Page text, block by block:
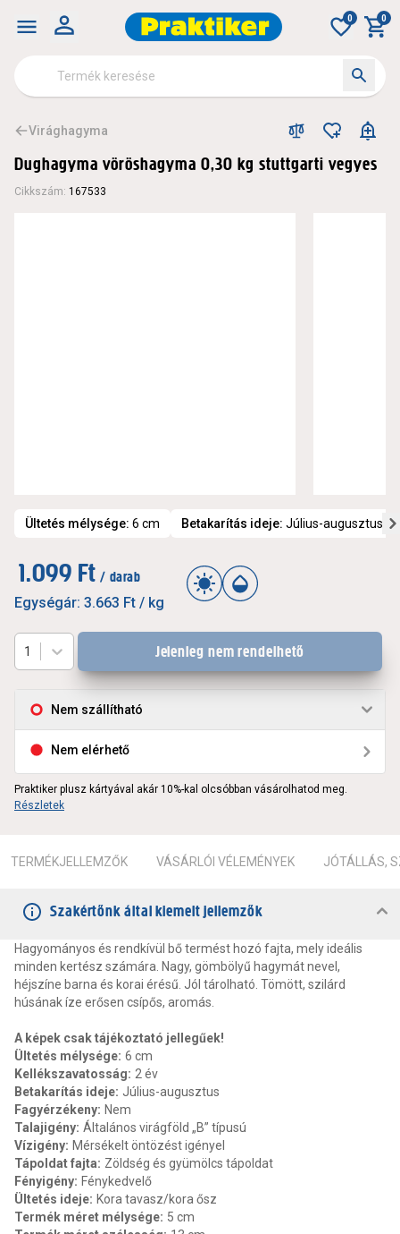
0 0
Virághagyma
Dughagyma vöröshagyma 0,30 kg stuttgarti vegyes
Cikkszám: 167533
Ültetés mélysége: 6 cm Betakarítás ideje: Július-augusztus
1.099 Ft / darab
Egységár: 3.663 Ft / kg
Nem szállítható
Nem elérhető
1 Jelenleg nem rendelhető
Praktiker plusz kártyával akár 10%-kal olcsóbban vásárolhatod meg.
Részletek
TERMÉKJELLEMZŐK VÁSÁRLÓI VÉLEMÉNYEK JÓTÁLLÁS,
Szakértőnk által kiemelt jellemzők
Hagyományos és rendkívül bő termést hozó fajta, mely ideális
minden kertész számára. Nagy, gömbölyű hagymát nevel,
héjszíne barna és korai érésű. Jól tárolható. Tömött, szilárd
húsának íze erősen csípős, aromás.
A képek csak tájékoztató jellegűek!
Ültetés mélysége: 6 cm
Kellékszavatosság: 2 év
Betakarítás ideje: Július-augusztus
Fagyérzékeny: Nem
Talajigény: Általános virágföld „B” típusú
Vízigény: Mérsékelt öntözést igényel
Tápoldat fajta: Zöldség és gyümölcs tápoldat
Fényigény: Fénykedvelő
Ültetés ideje: Kora tavasz/kora ősz
Termék méret mélysége: 5 cm